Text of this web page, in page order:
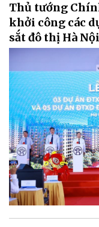
Thủ tướng
khởi công các
sắt đô thị Hà Nội